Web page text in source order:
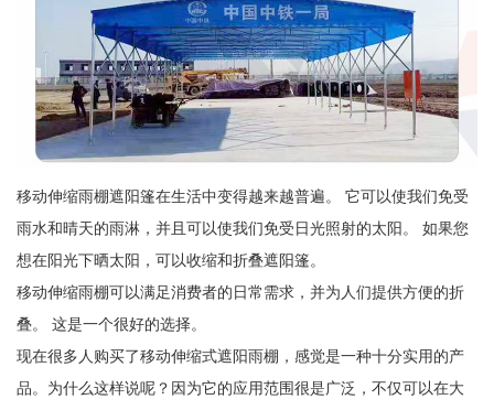
移动伸缩雨棚遮阳篷在生活中变得越来越普遍。 它可以使我们免受
雨水和晴天的雨淋，并且可以使我们免受日光照射的太阳。 如果您
想在阳光下晒太阳，可以收缩和折叠遮阳篷。
移动伸缩雨棚可以满足消费者的日常需求，并为人们提供方便的折
叠。 这是一个很好的选择。
现在很多人购买了移动伸缩式遮阳雨棚，感觉是一种十分实用的产
品。为什么这样说呢？因为它的应用范围很是广泛，不仅可以在大